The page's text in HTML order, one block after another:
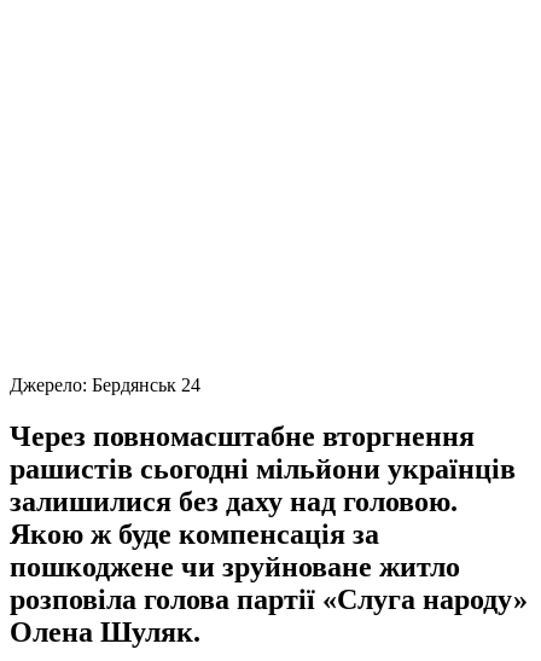
Джерело: Бердянськ 24
Через повномасштабне вторгнення
рашистів сьогодні мільйони українців
залишилися без даху над головою.
Якою ж буде компенсація за
пошкоджене чи зруйноване житло
розповіла голова партії «Слуга народу»
Олена Шуляк.